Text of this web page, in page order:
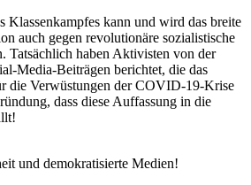
Klassenkampfes kann und wird das breite
auch gegen revolutionäre sozialistische
Tatsächlich haben Aktivisten von der
Media-Beiträgen berichtet, die das
die Verwüstungen der COVID-19-Krise
dass diese Auffassung in die
und demokratisierte Medien!